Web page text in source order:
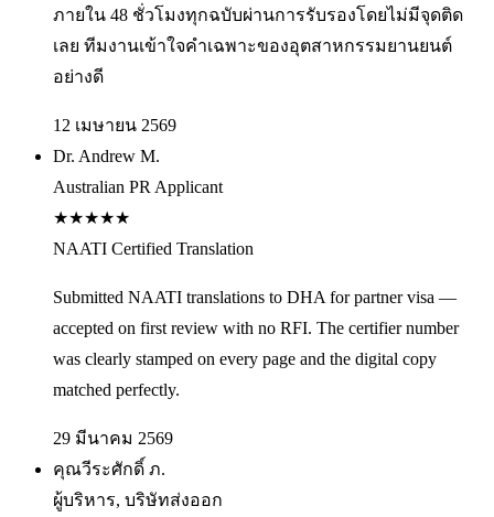
ภายใน 48 ชั่วโมงทุกฉบับผ่านการรับรองโดยไม่มีจุดติด
เลย ทีมงานเข้าใจคำเฉพาะของอุตสาหกรรมยานยนต์
อย่างดี
12 เมษายน 2569
Dr. Andrew M.
Australian PR Applicant
★★★★★
NAATI Certified Translation
Submitted NAATI translations to DHA for partner visa —
accepted on first review with no RFI. The certifier number
was clearly stamped on every page and the digital copy
matched perfectly.
29 มีนาคม 2569
คุณวีระศักดิ์ ภ.
ผู้บริหาร, บริษัทส่งออก